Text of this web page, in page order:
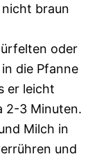
braun
oder
die Pfanne
er leicht
2-3 Minuten.
Milch in
und